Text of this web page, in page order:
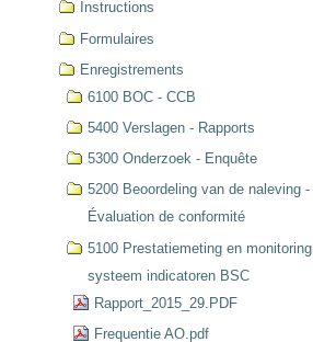
Instructions
Formulaires
Enregistrements
6100 BOC - CCB
5400 Verslagen - Rapports
5300 Onderzoek - Enquête
5200 Beoordeling van de naleving -
Évaluation de conformité
5100 Prestatiemeting en monitoring,
systeem indicatoren BSC
Rapport_2015_29.PDF
Frequentie AO.pdf